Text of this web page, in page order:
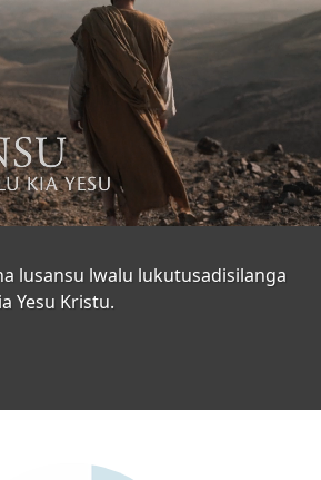
lusansu lwalu lukutusadisilanga
Yesu Kristu.